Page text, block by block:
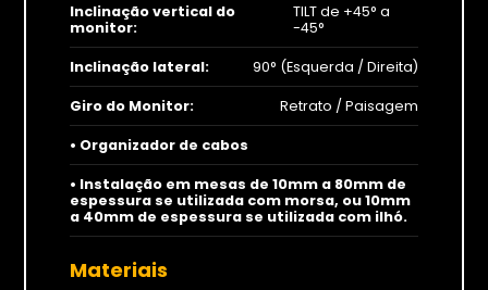
Para TV’s
Cadeiras
Seja Revenda
Inclinação vertical do
monitor:
TILT de +45° a
-45°
Inclinação lateral: 90° (Esquerda / Direita)
Giro do Monitor: Retrato / Paisagem
• Organizador de cabos
• Instalação em mesas de 10mm a 80mm de
espessura se utilizada com morsa, ou 10mm
a 40mm de espessura se utilizada com ilhó.
Materiais